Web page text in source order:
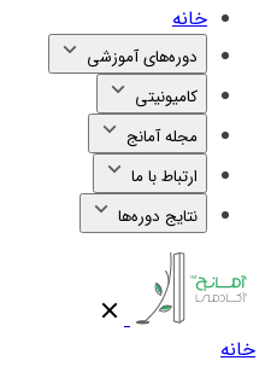
خانه
دوره‌های آموزشی
کامیونیتی
مجله آمانج
ارتباط با ما
نتایج دوره‌ها
خانه